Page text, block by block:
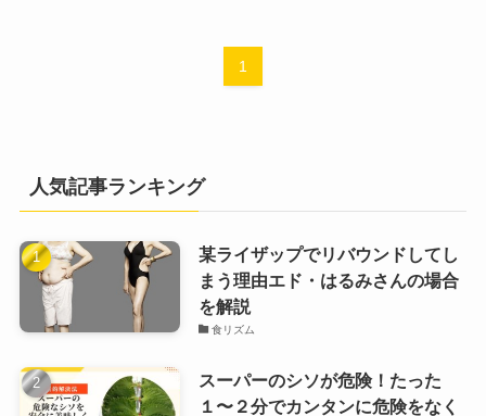
1
人気記事ランキング
某ライザップでリバウンドしてし
まう理由エド・はるみさんの場合
を解説
食リズム
スーパーのシソが危険！たった
１〜２分でカンタンに危険をなく